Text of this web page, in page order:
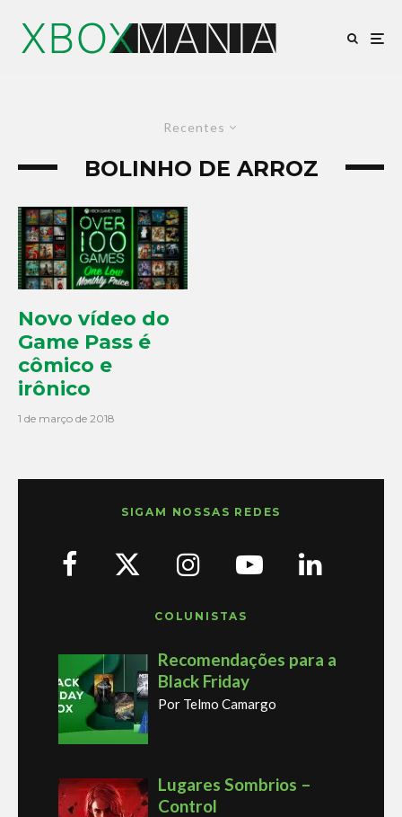
Recentes
BOLINHO DE ARROZ
Novo vídeo do
Game Pass é
cômico e
irônico
1 de março de 2018
SIGAM NOSSAS REDES
COLUNISTAS
Recomendações para a
Black Friday
Por Telmo Camargo
Lugares Sombrios –
Control